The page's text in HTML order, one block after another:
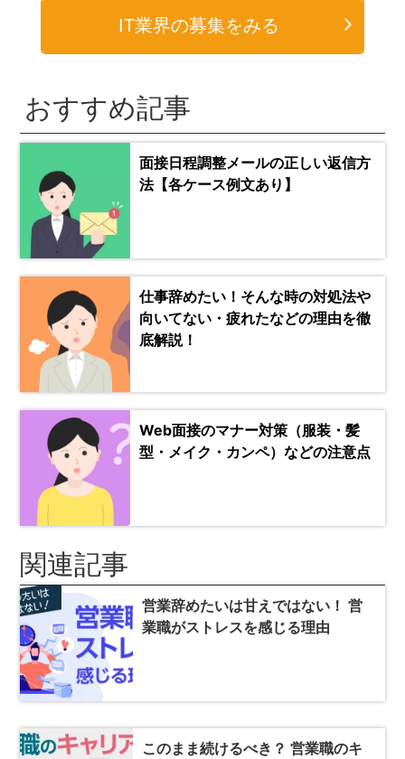
IT業界の募集をみる
おすすめ記事
面接日程調整メールの正しい返信方
法【各ケース例文あり】
仕事辞めたい！そんな時の対処法や
向いてない・疲れたなどの理由を徹
底解説！
Web面接のマナー対策（服装・髪
型・メイク・カンペ）などの注意点
関連記事
営業辞めたいは甘えではない！ 営
業職がストレスを感じる理由
このまま続けるべき？ 営業職のキ